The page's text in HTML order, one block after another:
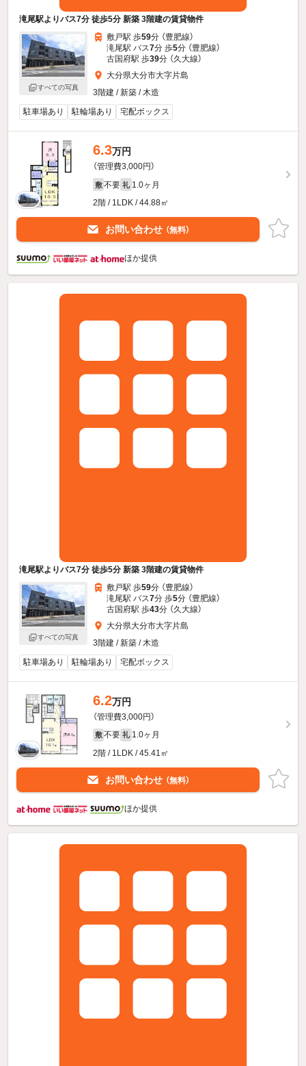
滝尾駅よりバス7分 徒歩5分 新築 3階建の賃貸物件
すべての写真
敷戸駅 歩59分 （豊肥線）
滝尾駅 バス7分 歩5分 （豊肥線）
古国府駅 歩39分 （久大線）
大分県大分市大字片島
3階建 / 新築 / 木造
駐車場あり
駐輪場あり 宅配ボックス
6.3万円
（管理費3,000円）
敷 不要 礼 1.0ヶ月
2階 / 1LDK / 44.88㎡
お問い合わせ （無料）
ほか提供
滝尾駅よりバス7分 徒歩5分 新築 3階建の賃貸物件
すべての写真
敷戸駅 歩59分 （豊肥線）
滝尾駅 バス7分 歩5分 （豊肥線）
古国府駅 歩43分 （久大線）
大分県大分市大字片島
3階建 / 新築 / 木造
駐車場あり
駐輪場あり 宅配ボックス
6.2万円
（管理費3,000円）
敷 不要 礼 1.0ヶ月
2階 / 1LDK / 45.41㎡
お問い合わせ （無料）
ほか提供